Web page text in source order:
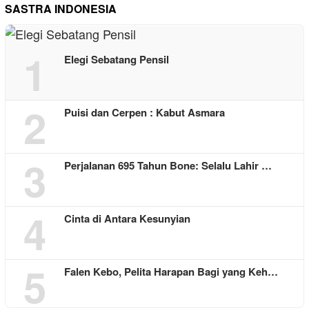
SASTRA INDONESIA
1 Elegi Sebatang Pensil
2 Puisi dan Cerpen : Kabut Asmara
3 Perjalanan 695 Tahun Bone: Selalu Lahir …
4 Cinta di Antara Kesunyian
5 Falen Kebo, Pelita Harapan Bagi yang Keh…